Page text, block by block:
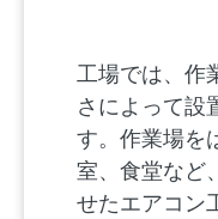
工場では、作
さによって設
す。作業場を
室、食堂など
せたエアコン